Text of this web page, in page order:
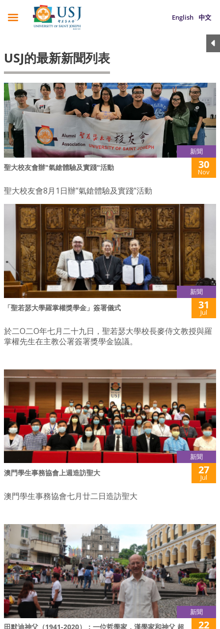
English 中文
USJ的最新新聞列表
新聞
聖大校友會辦"氣鎗體驗及實踐"活動 30
Nov
聖大校友會8月1日辦”氣鎗體驗及實踐”活動
新聞
「聖若瑟大學羅掌權獎學金」簽署儀式 31
Jul
於二O二O年七月二十九日，聖若瑟大學校長麥侍文教授與羅
掌權先生在主教公署簽署獎學金協議。
新聞
澳門學生事務協會上週造訪聖大 27
Jul
澳門學生事務協會七月廿二日造訪聖大
新聞
田默迪神父（1941-2020）：一位哲學家，漢學家和神父 超
22